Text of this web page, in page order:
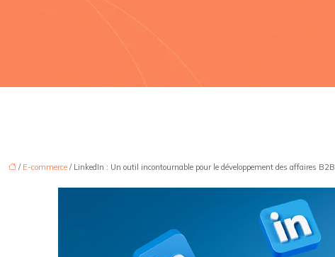
/ E-commerce / LinkedIn : Un outil incontournable pour le développement des affaires B2B